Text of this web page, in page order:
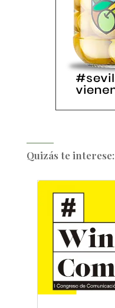
Quizás te interese: